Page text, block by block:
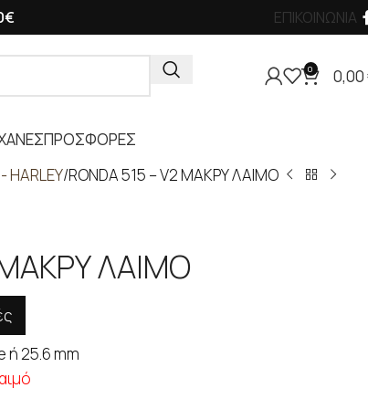
ΕΠΙΚΟΙΝΩΝΙΑ
0 0,00
ΠΡΟΣΦΟΡΕΣ
HARLEY RONDA 515 – V2 ΜΑΚΡΥ ΛΑΙΜΟ
ΜΑΚΡΥ ΛΑΙΜΟ
ή 25.6 mm